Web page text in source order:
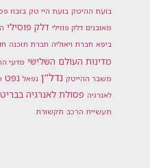
בועת ההיטק בועת היי טק בזבוז
מאובנים דלק פוזילי דלק פוסילי
ביפא חברת ויאוליה חברת תוכנה
מדינות העולם השלישי מדעי
משבר ההייטק נדל"ן נפאל נפט
לאנרגיה פסולת לאנרגיה
תעשיית הרכב תקשורת